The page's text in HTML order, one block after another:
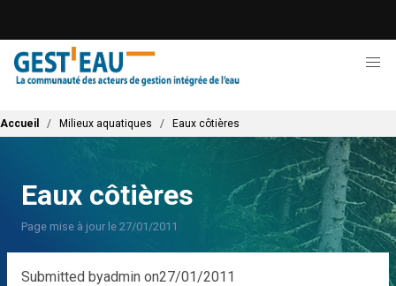
contenu
principal
Fil d'Ariane
Accueil Milieux aquatiques Eaux côtières
Eaux côtières
Page mise à jour le 27/01/2011
Submitted byadmin on27/01/2011